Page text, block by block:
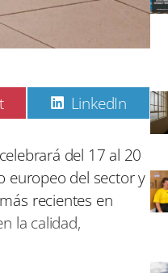
C
o
p
a
r
t
i
r
LinkedIn
del 17 al 20
europeo del sector y
recientes en
la calidad,